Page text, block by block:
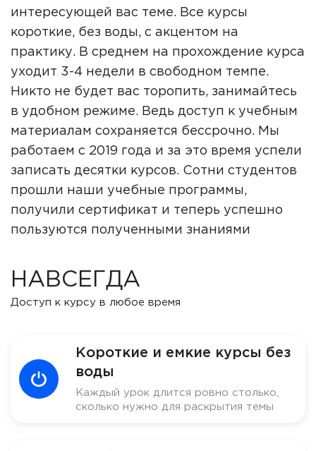
интересующей вас теме. Все курсы
короткие, без воды, с акцентом на
практику. В среднем на прохождение курса
уходит 3-4 недели в свободном темпе.
Никто не будет вас торопить, занимайтесь
в удобном режиме. Ведь доступ к учебным
материалам сохраняется бессрочно. Мы
работаем с 2019 года и за это время успели
записать десятки курсов. Сотни студентов
прошли наши учебные программы,
получили сертификат и теперь успешно
пользуются полученными знаниями
НАВСЕГДА
Доступ к курсу в любое время
Короткие и емкие курсы без
воды
Каждый урок длится ровно столько,
сколько нужно для раскрытия темы